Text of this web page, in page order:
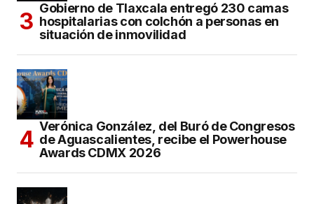
Gobierno de Tlaxcala entregó 230 camas
hospitalarias con colchón a personas en
situación de inmovilidad
Verónica González, del Buró de Congresos
de Aguascalientes, recibe el Powerhouse
Awards CDMX 2026